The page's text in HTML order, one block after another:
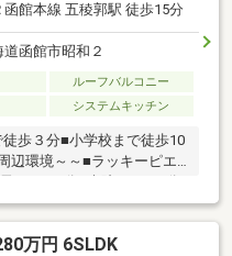
函館本線 五稜郭駅 徒歩15分
道函館市昭和２
ルーフバルコニー
システムキッチン
歩３分■小学校まで徒歩10
辺環境～～■ラッキーピエ
しております ▼▼＜探し
クッとコース(0.5h~)詳し
をご覧ください。
万円 6SLDK